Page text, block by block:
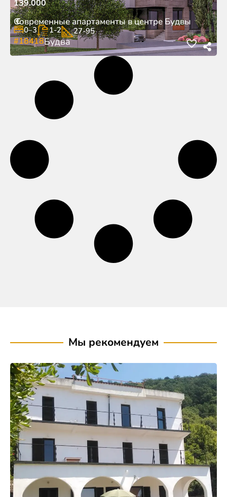
139.000
€
Современные апартаменты в центре Будвы
0–3 1-2 27-95
#18418Будва
Мы рекомендуем